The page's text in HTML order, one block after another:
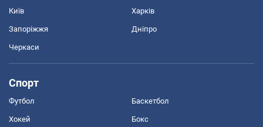
Київ Харків
Запоріжжя Дніпро
Черкаси
Спорт
Футбол Баскетбол
Хокей Бокс